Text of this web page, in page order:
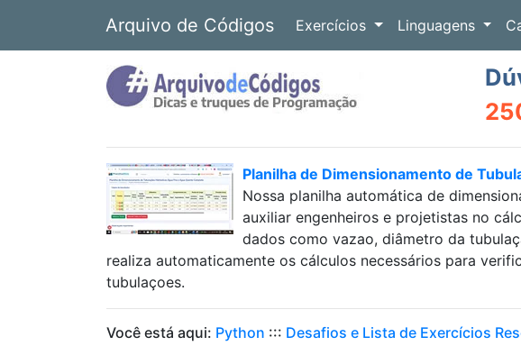
Arquivo de Códigos Exercícios Linguagens
Planilha de Dimensionamento de
Nossa planilha automática de
auxiliar engenheiros e projetistas no
dados como vazao, diâmetro da
realiza automaticamente os cálculos necessários para
tubulaçoes.
Você está aqui: Python ::: Desafios e Lista de Exercícios